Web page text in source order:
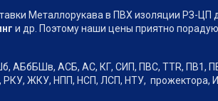
Металлорукава в ПВХ изоляции РЗ-ЦП
и др. Поэтому наши цены приятно
АБбБШв, АСБ, АС, КГ, СИП, ПВС, TTR, ПВ1,
ЖКУ, НПП, НСП, ЛСП, НТУ, прожектора,